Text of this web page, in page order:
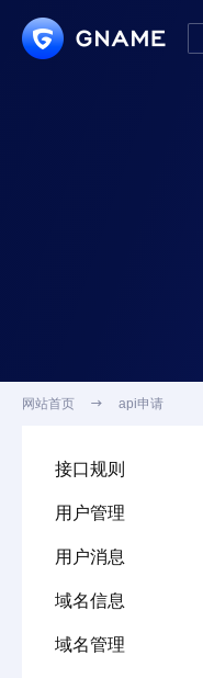
网站首页  api申请
接口规则
用户管理
用户消息
域名信息
域名管理